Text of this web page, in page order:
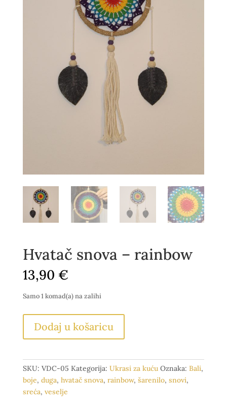
Hvatač snova – rainbow
13,90 €
Samo 1 komad(a) na zalihi
snova
-
količina
Dodaj u košaricu
SKU: VDC-05 Kategorija: Ukrasi za kuću Oznaka: Bali,
boje, duga, hvatač snova, rainbow, šarenilo, snovi,
sreća, veselje